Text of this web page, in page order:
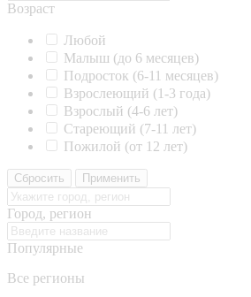
Возраст
Любой
Малыш (до 6 месяцев)
Подросток (6-11 месяцев)
Взрослеющий (1-3 года)
Взрослый (4-6 лет)
Стареющий (7-11 лет)
Пожилой (от 12 лет)
Сбросить Применить
Город, регион
Популярные
Все регионы